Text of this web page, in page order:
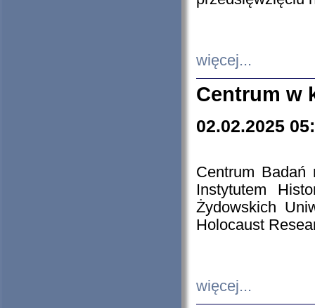
więcej...
Centrum w
02.02.2025
Centrum Badań
Instytutem
Żydowskich
Holocaust
więcej...